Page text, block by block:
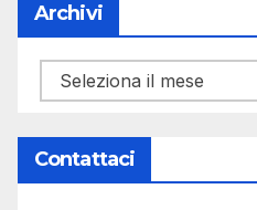
Archivi
Archivi
Contattaci